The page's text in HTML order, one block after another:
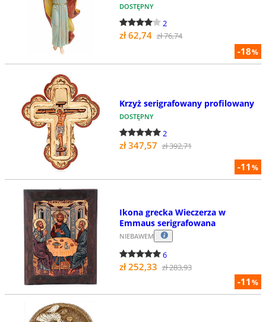
-18%
DOSTĘPNY
2
zł 62,74 zł 76,74
-11%
Krzyż serigrafowany profilowany
DOSTĘPNY
2
zł 347,57 zł 392,71
-11%
Ikona grecka Wieczerza w
Emmaus serigrafowana
NIEBAWEM
6
zł 252,33 zł 283,93